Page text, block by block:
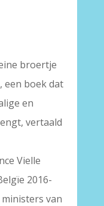
broertje
, een boek dat
en
vertaald
Vielle
2016-
ministers van